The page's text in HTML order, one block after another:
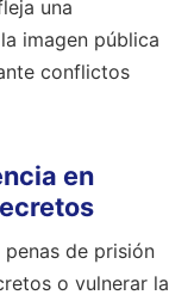
una
imagen pública
conflictos
en
de prisión
o vulnerar la